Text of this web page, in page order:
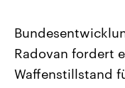
Landtagswahl
2026
Radovan fordert
Waffenstillstand